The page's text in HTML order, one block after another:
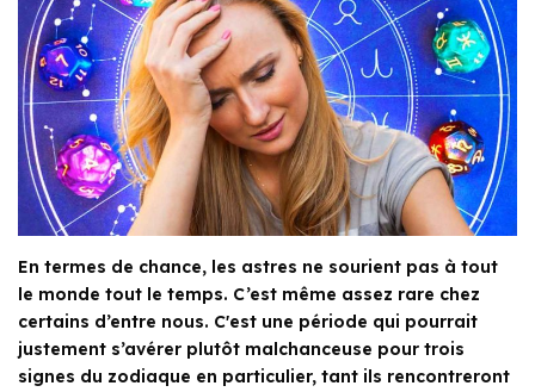
En termes de chance, les astres ne sourient pas à tout
le monde tout le temps. C’est même assez rare chez
certains d’entre nous. C'est une période qui pourrait
justement s’avérer plutôt malchanceuse pour trois
signes du zodiaque en particulier, tant ils rencontreront